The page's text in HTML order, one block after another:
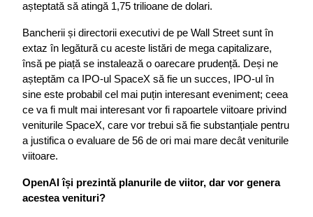
așteptată să atingă 1,75 trilioane de dolari.
Bancherii și directorii executivi de pe Wall Street sunt în
extaz în legătură cu aceste listări de mega capitalizare,
însă pe piață se instalează o oarecare prudență. Deși ne
așteptăm ca IPO-ul SpaceX să fie un succes, IPO-ul în
sine este probabil cel mai puțin interesant eveniment; ceea
ce va fi mult mai interesant vor fi rapoartele viitoare privind
veniturile SpaceX, care vor trebui să fie substanțiale pentru
a justifica o evaluare de 56 de ori mai mare decât veniturile
viitoare.
OpenAI își prezintă planurile de viitor, dar vor genera
acestea venituri?